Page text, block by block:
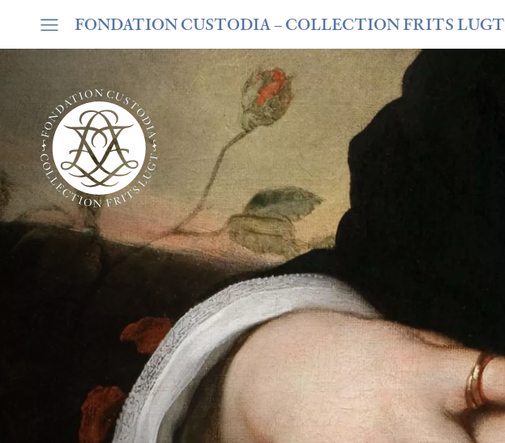
FONDATION CUSTODIA– COLLECTION FRITS LUGT